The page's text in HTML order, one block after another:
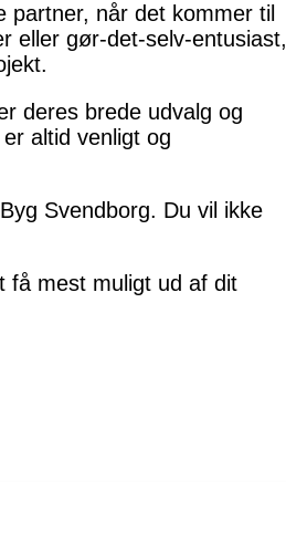
partner, når det kommer til
eller gør-det-selv-entusiast,
deres brede udvalg og
altid venligt og
Svendborg. Du vil ikke
få mest muligt ud af dit